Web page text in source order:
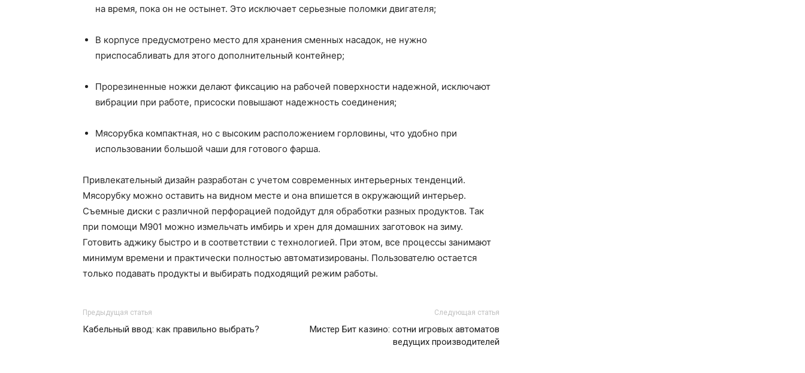
на время, пока он не остынет. Это исключает серьезные поломки двигателя;
В корпусе предусмотрено место для хранения сменных насадок, не нужно
приспосабливать для этого дополнительный контейнер;
Прорезиненные ножки делают фиксацию на рабочей поверхности надежной, исключают
вибрации при работе, присоски повышают надежность соединения;
Мясорубка компактная, но с высоким расположением горловины, что удобно при
использовании большой чаши для готового фарша.
Привлекательный дизайн разработан с учетом современных интерьерных тенденций.
Мясорубку можно оставить на видном месте и она впишется в окружающий интерьер.
Съемные диски с различной перфорацией подойдут для обработки разных продуктов. Так
при помощи М901 можно измельчать имбирь и хрен для домашних заготовок на зиму.
Готовить аджику быстро и в соответствии с технологией. При этом, все процессы занимают
минимум времени и практически полностью автоматизированы. Пользователю остается
только подавать продукты и выбирать подходящий режим работы.
Предыдущая статья
Кабельный ввод: как правильно выбрать?
Следующая статья
Мистер Бит казино: сотни игровых автоматов
ведущих производителей